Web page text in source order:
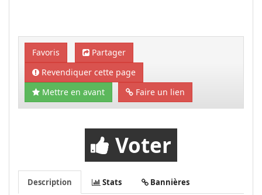
Favoris
Partager
Revendiquer cette page
Mettre en avant
Faire un lien
Voter
Description Stats Bannières